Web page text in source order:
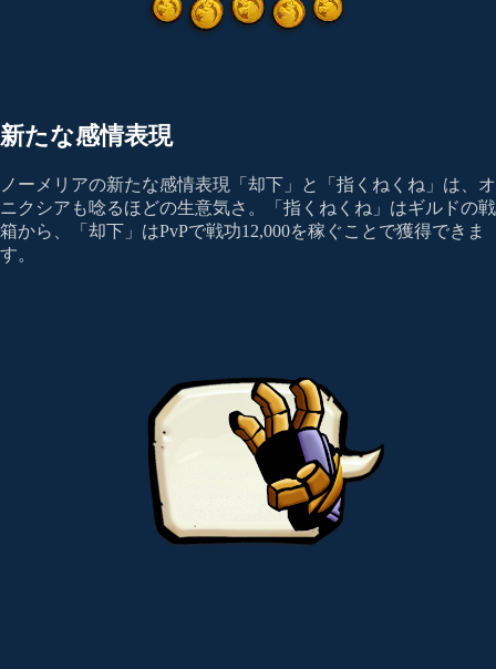
新たな感情表現
ノーメリアの新たな感情表現「却下」と「指くねくね」は、オ
ニクシアも唸るほどの生意気さ。「指くねくね」はギルドの戦
箱から、「却下」はPvPで戦功12,000を稼ぐことで獲得できま
す。